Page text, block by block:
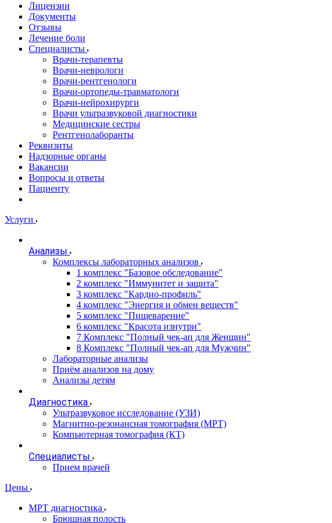
Лицензии
Документы
Отзывы
Лечение боли
Специалисты
Врачи-терапевты
Врачи-неврологи
Врачи-рентгенологи
Врачи-ортопеды-травматологи
Врачи-нейрохирурги
Врачи ультразвуковой диагностики
Медицинские сестры
Рентгенолаборанты
Реквизиты
Надзорные органы
Вакансии
Вопросы и ответы
Пациенту
Услуги
Анализы
Комплексы лабораторных анализов
1 комплекс "Базовое обследование"
2 комплекс "Иммунитет и защита"
3 комплекс "Кардио-профиль"
4 комплекс "Энергия и обмен веществ"
5 комплекс "Пищеварение"
6 комплекс "Красота изнутри"
7 Комплекс "Полный чек-ап для Женщин"
8 Комплекс "Полный чек-ап для Мужчин"
Лабораторные анализы
Приём анализов на дому
Анализы детям
Диагностика
Ультразвуковое исследование (УЗИ)
Магнитно-резонансная томография (МРТ)
Компьютерная томография (КТ)
Специалисты
Прием врачей
Цены
МРТ диагностика
Брюшная полость